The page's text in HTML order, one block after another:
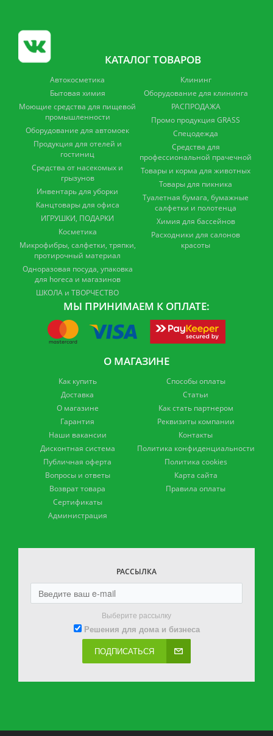
КАТАЛОГ ТОВАРОВ
Автокосметика
Бытовая химия
Моющие средства для пищевой
промышленности
Оборудование для автомоек
Продукция для отелей и
гостиниц
Средства от насекомых и
грызунов
Инвентарь для уборки
Канцтовары для офиса
ИГРУШКИ, ПОДАРКИ
Косметика
Микрофибры, салфетки, тряпки,
протирочный материал
Одноразовая посуда, упаковка
для horeca и магазинов
ШКОЛА и ТВОРЧЕСТВО
Клининг
Оборудование для клининга
РАСПРОДАЖА
Промо продукция GRASS
Спецодежда
Средства для
профессиональной прачечной
Товары и корма для животных
Товары для пикника
Туалетная бумага, бумажные
салфетки и полотенца
Химия для бассейнов
Расходники для салонов
красоты
МЫ ПРИНИМАЕМ К ОПЛАТЕ:
О МАГАЗИНЕ
Как купить
Доставка
О магазине
Гарантия
Наши вакансии
Дисконтная система
Публичная оферта
Вопросы и ответы
Возврат товара
Сертификаты
Администрация
Способы оплаты
Статьи
Как стать партнером
Реквизиты компании
Контакты
Политика конфиденциальности
Политика cookies
Карта сайта
Правила оплаты
РАССЫЛКА
Выберите рассылку
Решения для дома и бизнеса
ПОДПИСАТЬСЯ